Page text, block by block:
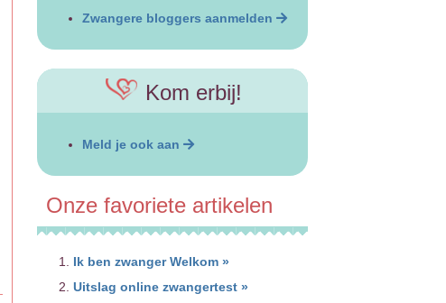
Zwangere bloggers aanmelden
Kom erbij!
Meld je ook aan
Onze favoriete artikelen
Ik ben zwanger Welkom »
Uitslag online zwangertest »